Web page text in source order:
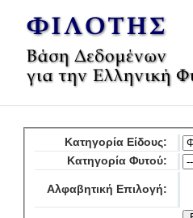
Κατηγορία Είδους:
Κατηγορία Φυτού:
Αλφαβητική Επιλογή: